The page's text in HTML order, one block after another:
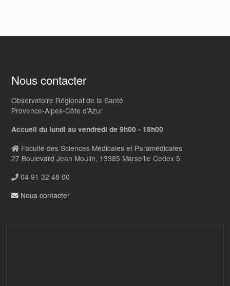
Nous contacter
Observatoire Régional de la Santé
Provence-Alpes-Côte d’Azur
Accueil du lundi au vendredi de 9h00 - 18h00
Faculté des Sciences Médicales et Paramédicales
27 Boulevard Jean Moulin, 13385 Marseille Cedex 5
04 91 32 48 00
Nous contacter